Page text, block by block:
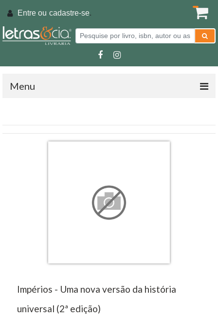
Entre ou cadastre-se.
Menu
Impérios - Uma nova versão da história
universal (2ª edição)